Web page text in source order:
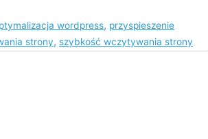
wordpress, przyspieszenie
strony, szybkość wczytywania strony